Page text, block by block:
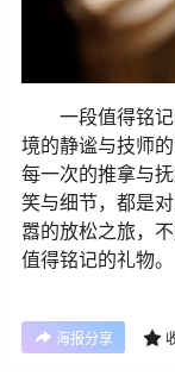
一段值得铭
境的静谧与技师
每一次的推拿与
笑与细节，都是
嚣的放松之旅，
值得铭记的礼物。
海报分享